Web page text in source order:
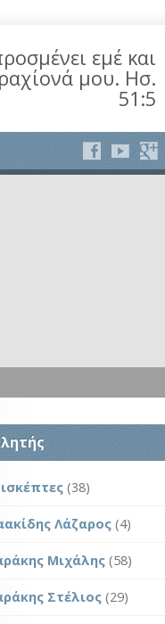
εμέ και
μου. Ησ.
51:5
(38)
Λάζαρος (4)
Μιχάλης (58)
Στέλιος (29)